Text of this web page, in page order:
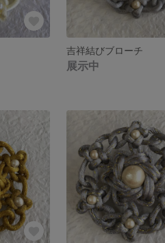
吉祥結びブローチ
展示中